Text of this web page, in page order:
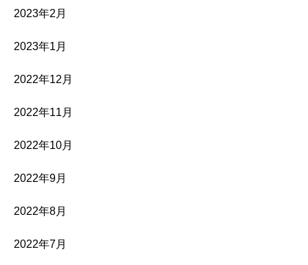
2023年2月
2023年1月
2022年12月
2022年11月
2022年10月
2022年9月
2022年8月
2022年7月